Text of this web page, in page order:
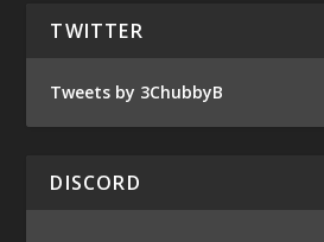
TWITTER
Tweets by 3ChubbyB
DISCORD